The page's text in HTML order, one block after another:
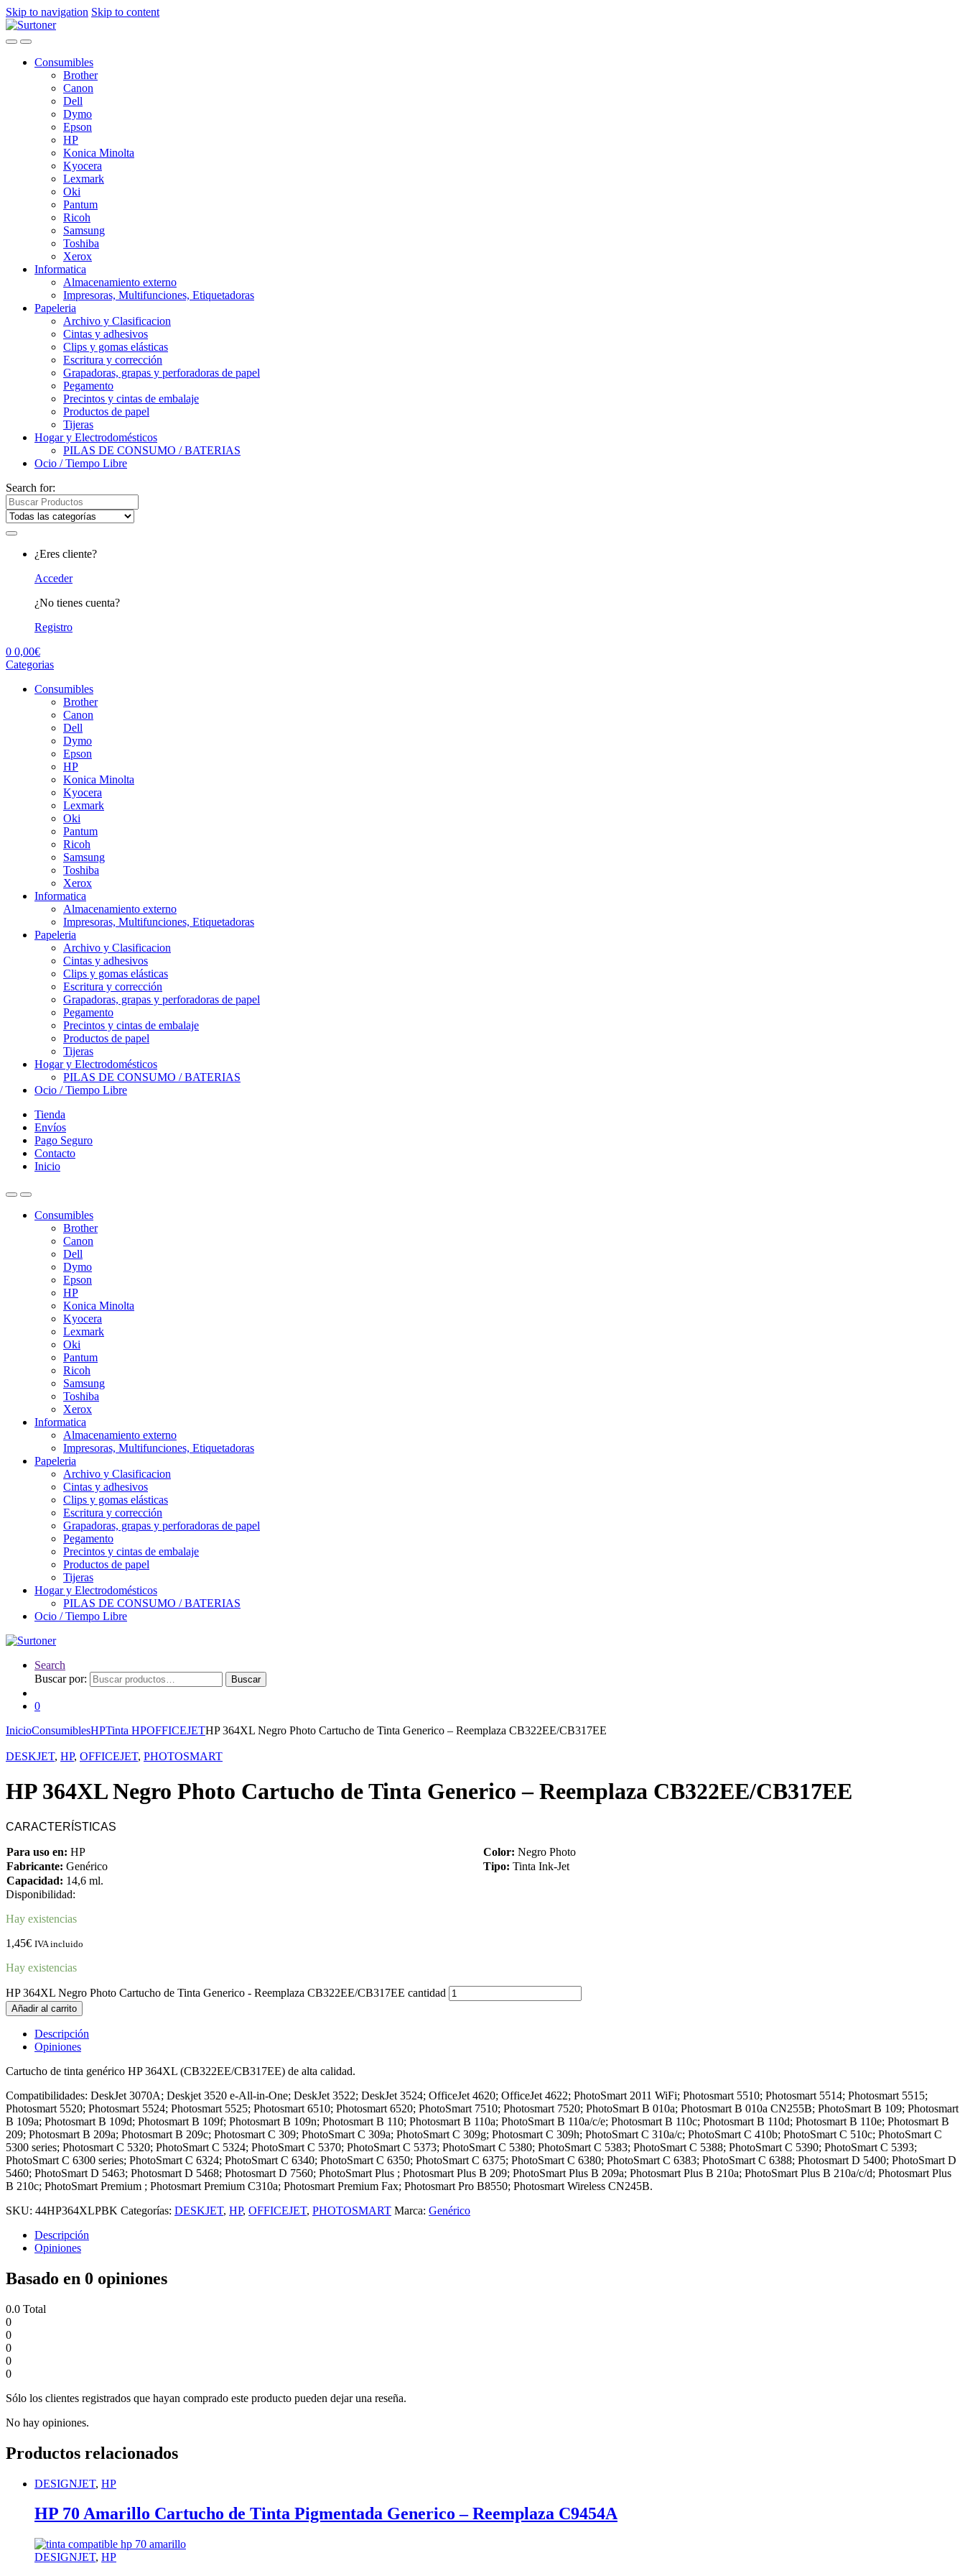
Skip to navigation Skip to content
Consumibles
Brother
Canon
Dell
Dymo
Epson
HP
Konica Minolta
Kyocera
Lexmark
Oki
Pantum
Ricoh
Samsung
Toshiba
Xerox
Informatica
Almacenamiento externo
Impresoras, Multifunciones, Etiquetadoras
Papeleria
Archivo y Clasificacion
Cintas y adhesivos
Clips y gomas elásticas
Escritura y corrección
Grapadoras, grapas y perforadoras de papel
Pegamento
Precintos y cintas de embalaje
Productos de papel
Tijeras
Hogar y Electrodomésticos
PILAS DE CONSUMO / BATERIAS
Ocio / Tiempo Libre
Search for:
¿Eres cliente?
Acceder
¿No tienes cuenta?
Registro
0 0,00€
Categorias
Consumibles
Brother
Canon
Dell
Dymo
Epson
HP
Konica Minolta
Kyocera
Lexmark
Oki
Pantum
Ricoh
Samsung
Toshiba
Xerox
Informatica
Almacenamiento externo
Impresoras, Multifunciones, Etiquetadoras
Papeleria
Archivo y Clasificacion
Cintas y adhesivos
Clips y gomas elásticas
Escritura y corrección
Grapadoras, grapas y perforadoras de papel
Pegamento
Precintos y cintas de embalaje
Productos de papel
Tijeras
Hogar y Electrodomésticos
PILAS DE CONSUMO / BATERIAS
Ocio / Tiempo Libre
Tienda
Envíos
Pago Seguro
Contacto
Inicio
Consumibles
Brother
Canon
Dell
Dymo
Epson
HP
Konica Minolta
Kyocera
Lexmark
Oki
Pantum
Ricoh
Samsung
Toshiba
Xerox
Informatica
Almacenamiento externo
Impresoras, Multifunciones, Etiquetadoras
Papeleria
Archivo y Clasificacion
Cintas y adhesivos
Clips y gomas elásticas
Escritura y corrección
Grapadoras, grapas y perforadoras de papel
Pegamento
Precintos y cintas de embalaje
Productos de papel
Tijeras
Hogar y Electrodomésticos
PILAS DE CONSUMO / BATERIAS
Ocio / Tiempo Libre
Search
Buscar por:
Buscar
0
InicioConsumiblesHPTinta HPOFFICEJETHP 364XL Negro Photo Cartucho de Tinta Generico – Reemplaza CB322EE/CB317EE
DESKJET, HP, OFFICEJET, PHOTOSMART
HP 364XL Negro Photo Cartucho de Tinta Generico – Reemplaza CB322EE/CB317EE
CARACTERÍSTICAS
Para uso en: HP Color: Negro Photo
Fabricante: Genérico Tipo: Tinta Ink-Jet
Capacidad: 14,6 ml.
Disponibilidad:
Hay existencias
1,45€ IVA incluido
Hay existencias
HP 364XL Negro Photo Cartucho de Tinta Generico - Reemplaza CB322EE/CB317EE cantidad
Añadir al carrito
Descripción
Opiniones
Cartucho de tinta genérico HP 364XL (CB322EE/CB317EE) de alta calidad.
Compatibilidades: DeskJet 3070A; Deskjet 3520 e-All-in-One; DeskJet 3522; DeskJet 3524; OfficeJet 4620; OfficeJet 4622; PhotoSmart 2011 WiFi; Photosmart 5510; Photosmart 5514; Photosmart 5515;
Photosmart 5520; Photosmart 5524; Photosmart 5525; Photosmart 6510; Photosmart 6520; PhotoSmart 7510; Photosmart 7520; PhotoSmart B 010a; Photosmart B 010a CN255B; PhotoSmart B 109; Photosmart
B 109a; Photosmart B 109d; Photosmart B 109f; Photosmart B 109n; Photosmart B 110; Photosmart B 110a; PhotoSmart B 110a/c/e; Photosmart B 110c; Photosmart B 110d; Photosmart B 110e; Photosmart B
209; Photosmart B 209a; Photosmart B 209c; Photosmart C 309; PhotoSmart C 309a; PhotoSmart C 309g; Photosmart C 309h; PhotoSmart C 310a/c; PhotoSmart C 410b; PhotoSmart C 510c; PhotoSmart C
5300 series; Photosmart C 5320; PhotoSmart C 5324; PhotoSmart C 5370; PhotoSmart C 5373; PhotoSmart C 5380; PhotoSmart C 5383; PhotoSmart C 5388; PhotoSmart C 5390; PhotoSmart C 5393;
PhotoSmart C 6300 series; PhotoSmart C 6324; PhotoSmart C 6340; PhotoSmart C 6350; PhotoSmart C 6375; PhotoSmart C 6380; PhotoSmart C 6383; PhotoSmart C 6388; Photosmart D 5400; PhotoSmart D
5460; PhotoSmart D 5463; Photosmart D 5468; Photosmart D 7560; PhotoSmart Plus ; Photosmart Plus B 209; PhotoSmart Plus B 209a; Photosmart Plus B 210a; PhotoSmart Plus B 210a/c/d; Photosmart Plus
B 210c; PhotoSmart Premium ; Photosmart Premium C310a; Photosmart Premium Fax; Photosmart Pro B8550; Photosmart Wireless CN245B.
SKU: 44HP364XLPBK Categorías: DESKJET, HP, OFFICEJET, PHOTOSMART Marca: Genérico
Descripción
Opiniones
Basado en 0 opiniones
0.0 Total
0
0
0
0
0
Sólo los clientes registrados que hayan comprado este producto pueden dejar una reseña.
No hay opiniones.
Productos relacionados
DESIGNJET, HP
HP 70 Amarillo Cartucho de Tinta Pigmentada Generico – Reemplaza C9454A
DESIGNJET, HP